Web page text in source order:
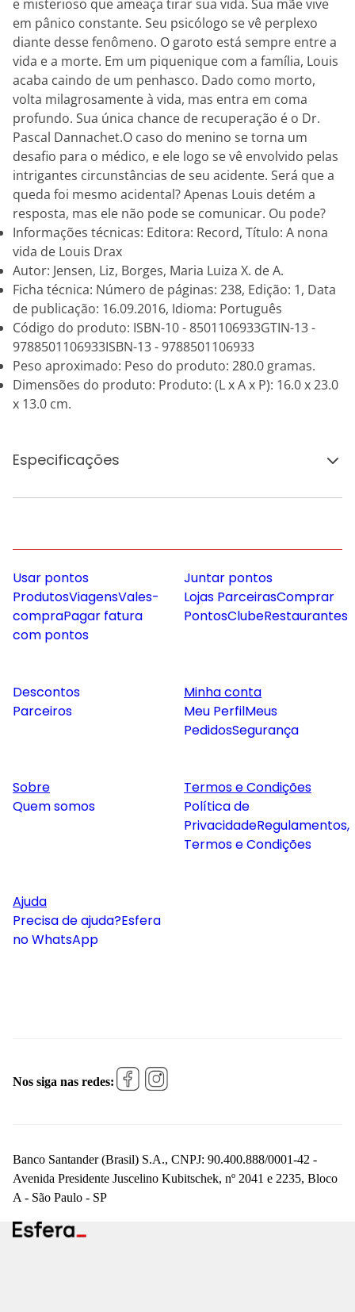
e misterioso que ameaça tirar sua vida. Sua mãe vive
em pânico constante. Seu psicólogo se vê perplexo
diante desse fenômeno. O garoto está sempre entre a
vida e a morte. Em um piquenique com a família, Louis
acaba caindo de um penhasco. Dado como morto,
volta milagrosamente à vida, mas entra em coma
profundo. Sua única chance de recuperação é o Dr.
Pascal Dannachet.O caso do menino se torna um
desafio para o médico, e ele logo se vê envolvido pelas
intrigantes circunstâncias de seu acidente. Será que a
queda foi mesmo acidental? Apenas Louis detém a
resposta, mas ele não pode se comunicar. Ou pode?
Informações técnicas: Editora: Record, Título: A nona
vida de Louis Drax
Autor: Jensen, Liz, Borges, Maria Luiza X. de A.
Ficha técnica: Número de páginas: 238, Edição: 1, Data
de publicação: 16.09.2016, Idioma: Português
Código do produto: ISBN-10 - 8501106933GTIN-13 -
9788501106933ISBN-13 - 9788501106933
Peso aproximado: Peso do produto: 280.0 gramas.
Dimensões do produto: Produto: (L x A x P): 16.0 x 23.0
x 13.0 cm.
Especificações
Usar pontos
ProdutosViagensVales-
compraPagar fatura
com pontos
Juntar pontos
Lojas ParceirasComprar
PontosClubeRestaurantes
Descontos
Parceiros
Minha conta
Meu PerfilMeus
PedidosSegurança
Sobre
Quem somos
Termos e Condições
Política de
PrivacidadeRegulamentos,
Termos e Condições
Ajuda
Precisa de ajuda?Esfera
no WhatsApp
Nos siga nas redes:
Banco Santander (Brasil) S.A., CNPJ: 90.400.888/0001-42 -
Avenida Presidente Juscelino Kubitschek, nº 2041 e 2235, Bloco
A - São Paulo - SP